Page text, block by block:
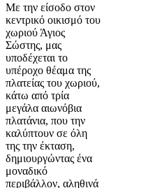
Με την είσοδο στον
κεντρικό οικισμό του
χωριού Άγιος
Σώστης, μας
υποδέχεται το
υπέροχο θέαμα της
πλατείας του χωριού,
κάτω από τρία
μεγάλα αιωνόβια
πλατάνια, που την
καλύπτουν σε όλη
της την έκταση,
δημιουργώντας ένα
μοναδικό
περιβάλλον, αληθινά